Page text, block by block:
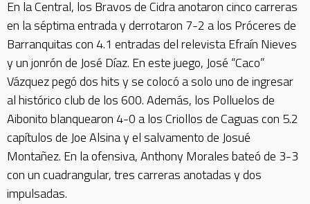
En la Central, los Bravos de Cidra anotaron cinco carreras
en la séptima entrada y derrotaron 7-2 a los Próceres de
Barranquitas con 4.1 entradas del relevista Efraín Nieves
y un jonrón de José Díaz. En este juego, José “Caco”
Vázquez pegó dos hits y se colocó a solo uno de ingresar
al histórico club de los 600. Además, los Polluelos de
Aibonito blanquearon 4-0 a los Criollos de Caguas con 5.2
capítulos de Joe Alsina y el salvamento de Josué
Montañez. En la ofensiva, Anthony Morales bateó de 3-3
con un cuadrangular, tres carreras anotadas y dos
impulsadas.